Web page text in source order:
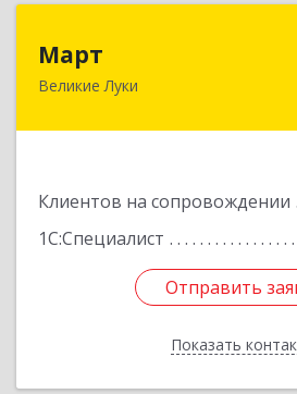
Март
Великие Луки
Клиентов на сопровождении
1С:Специалист
Отправить
Показать
182113, Псковская
Отправить
Назад